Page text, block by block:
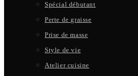
Spécial débutant
Perte de graisse
Prise de masse
Style de vie
Atelier cuisine